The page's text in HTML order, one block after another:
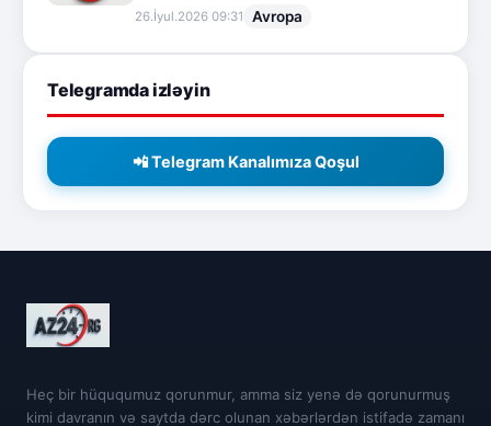
26.İyul.2026 09:31 Avropa
Telegramda izləyin
📲 Telegram Kanalımıza Qoşul
Heç bir hüququmuz qorunmur, amma siz yenə də qorunurmuş
kimi davranın və saytda dərc olunan xəbərlərdən istifadə zamanı